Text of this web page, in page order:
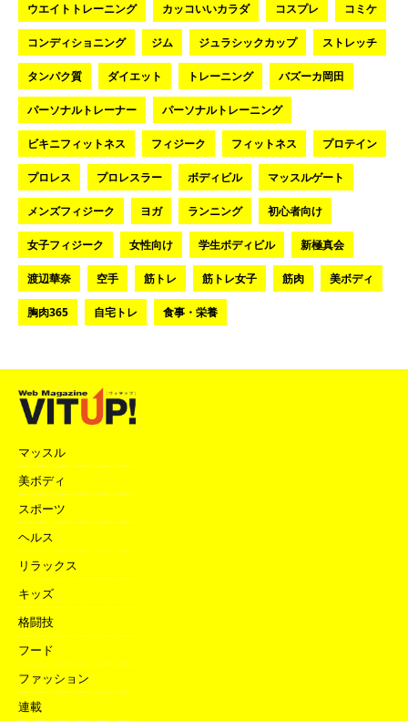
ウエイトトレーニング カッコいいカラダ コスプレ コミケ
コンディショニング ジム ジュラシックカップ ストレッチ
タンパク質 ダイエット トレーニング バズーカ岡田
パーソナルトレーナー パーソナルトレーニング
ビキニフィットネス フィジーク フィットネス プロテイン
プロレス プロレスラー ボディビル マッスルゲート
メンズフィジーク ヨガ ランニング 初心者向け
女子フィジーク 女性向け 学生ボディビル 新極真会
渡辺華奈 空手 筋トレ 筋トレ女子 筋肉 美ボディ
胸肉365 自宅トレ 食事・栄養
マッスル
美ボディ
スポーツ
ヘルス
リラックス
キッズ
格闘技
フード
ファッション
連載